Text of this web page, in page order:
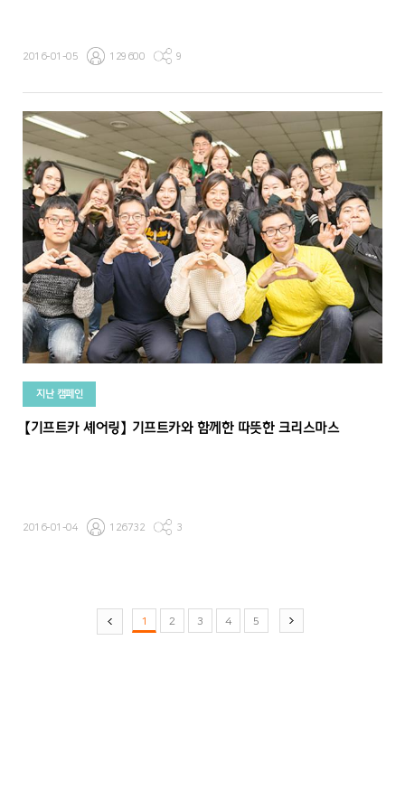
2016-01-05 129600 9
지난 캠페인
【기프트카 셰어링】 기프트카와 함께한 따뜻한 크리스마스
2016-01-04 126732 3
1 2 3 4 5